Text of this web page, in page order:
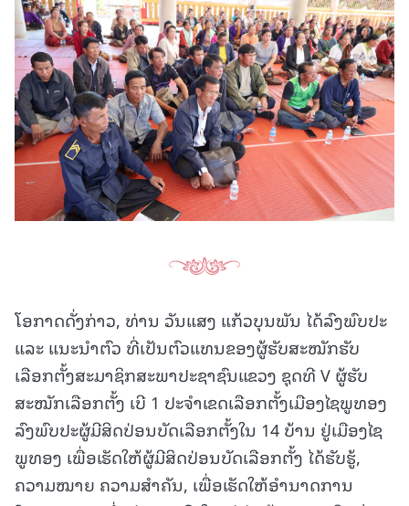
ໂອກາດດັ່ງກ່າວ, ທ່ານ ວັນແສງ ແກ້ວບຸນພັນ ໄດ້ລົງພົບປະ
ແລະ ແນະນຳຕົວ ທີ່ເປັນຕົວແທນຂອງຜູ້ຮັບສະໝັກຮັບ
ເລືອກຕັ້ງສະມາຊິກສະພາປະຊາຊົນແຂວງ ຊຸດທີ V ຜູ້ຮັບ
ສະໝັກເລືອກຕັ້ງ ເບີ 1 ປະຈໍາເຂດເລືອກຕັ້ງເມືອງໄຊພູທອງ
ລົງພົບປະຜູ້ມີສິດປ່ອນບັດເລືອກຕັ້ງໃນ 14 ບ້ານ ຢູ່ເມືອງໄຊ
ພູທອງ ເພື່ອເຮັດໃຫ້ຜູ້ມີສິດປ່ອນບັດເລືອກຕັ້ງ ໄດ້ຮັບຮູ້,
ຄວາມໝາຍ ຄວາມສໍາຄັນ, ເພື່ອເຮັດໃຫ້ອໍານາດການ